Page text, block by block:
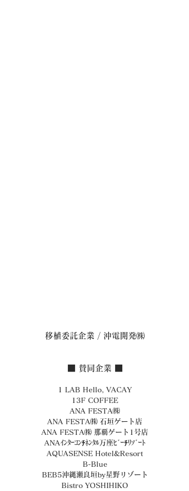
移植委託企業 / 沖電開発㈱
■ 賛同企業 ■
1 LAB Hello, VACAY
13F COFFEE
ANA FESTA㈱
ANA FESTA㈱ 石垣ゲート店
ANA FESTA㈱ 那覇ゲート1号店
ANAｲﾝﾀｰｺﾝﾁﾈﾝﾀﾙ万座ﾋﾞｰﾁﾘｿﾞｰﾄ
AQUASENSE Hotel&Resort
B-Blue
BEB5沖縄瀬良垣by星野リゾート
Bistro YOSHIHIKO